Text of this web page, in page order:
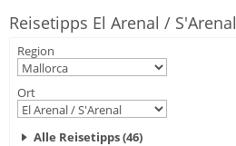
Reisetipps El Arenal / S'Arenal
Region
Ort
Alle Reisetipps (46)